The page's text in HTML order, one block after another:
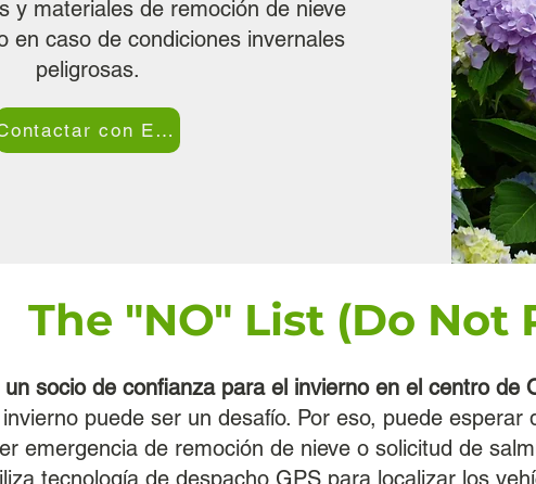
y materiales de remoción de nieve
en caso de condiciones invernales
peligrosas.
Contactar con EMI
The "NO" List (Do Not
un socio de confianza para el invierno en el centro de
puede ser un desafío. Por eso, puede
emergencia de remoción de nieve o solicitud de
tecnología de despacho GPS para localizar los